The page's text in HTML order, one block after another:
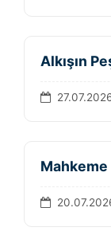
Alkışın
Mahkeme